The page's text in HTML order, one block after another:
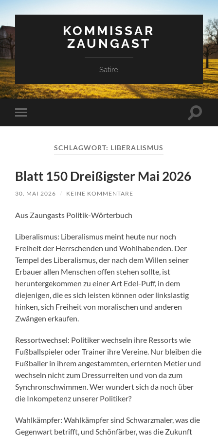
KOMMISSAR
ZAUNGAST
Satire
Mobile-
Menü
SCHLAGWORT: LIBERALISMUS
Blatt 150 Dreißigster Mai 2026
30. MAI 2026 / KEINE KOMMENTARE
Aus Zaungasts Politik-Wörterbuch
Liberalismus: Liberalismus meint heute nur noch
Freiheit der Herrschenden und Wohlhabenden. Der
Tempel des Liberalismus, der nach dem Willen seiner
Erbauer allen Menschen offen stehen sollte, ist
heruntergekommen zu einer Art Edel-Puff, in dem
diejenigen, die es sich leisten können oder linkslastig
hinken, sich Freiheit von moralischen und anderen
Zwängen erkaufen.
Ressortwechsel: Politiker wechseln ihre Ressorts wie
Fußballspieler oder Trainer ihre Vereine. Nur bleiben die
Fußballer in ihrem angestammten, erlernten Metier und
wechseln nicht zum Dressurreiten und von da zum
Synchronschwimmen. Wer wundert sich da noch über
die Inkompetenz unserer Politiker?
Wahlkämpfer: Wahlkämpfer sind Schwarzmaler, was die
Gegenwart betrifft, und Schönfärber, was die Zukunft